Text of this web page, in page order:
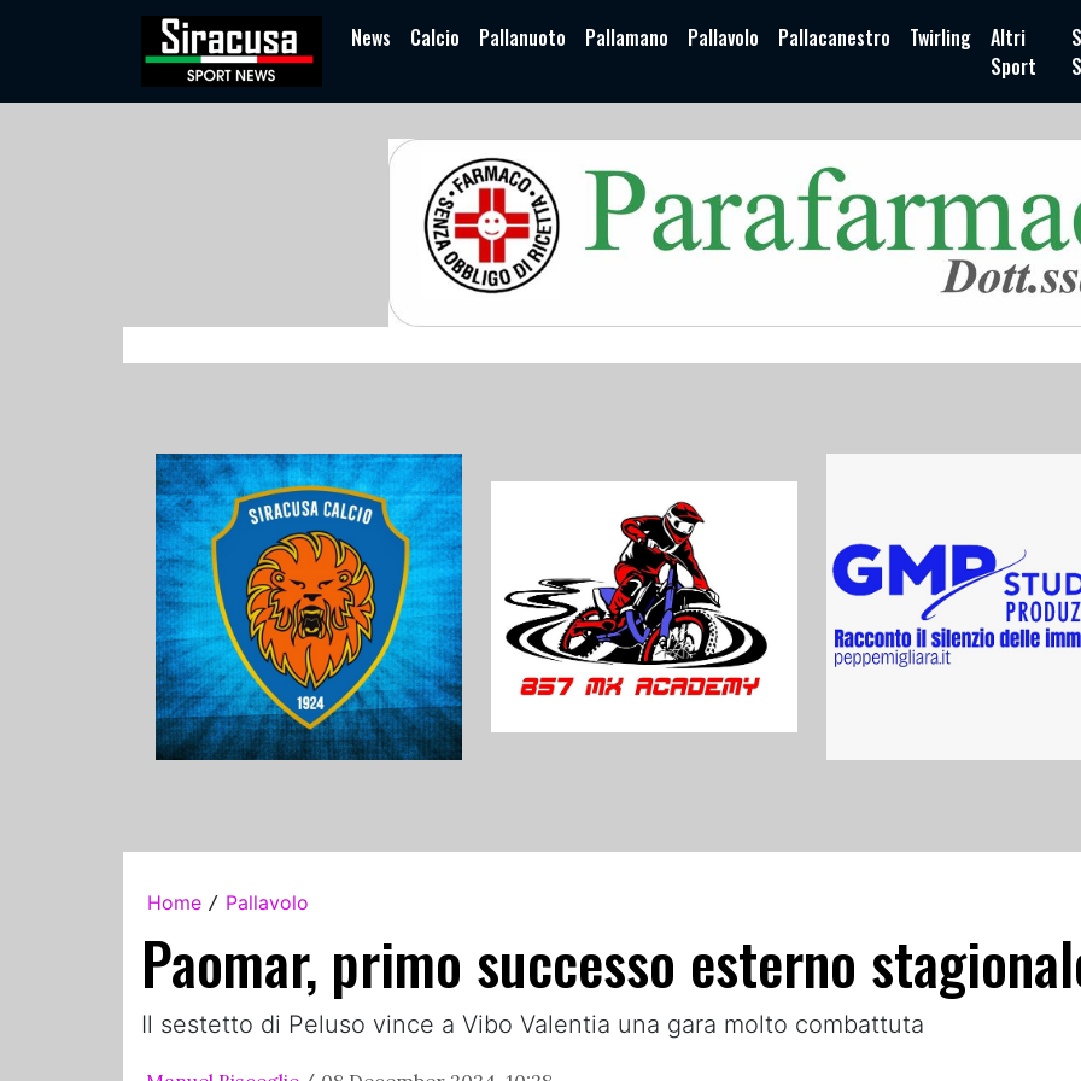
News Calcio Pallanuoto Pallamano Pallavolo Pallacanestro Twirling
Altri
Sport
Home / Pallavolo
Paomar, primo successo esterno
Il sestetto di Peluso vince a Vibo Valentia una gara molto combattuta